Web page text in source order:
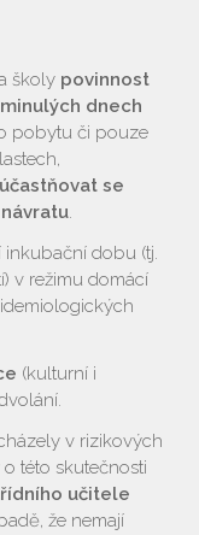
školy povinnost
dnech
pobytu či pouze
se
.
dobu (tj.
v režimu domácí
(kulturní i
v rizikových
této skutečnosti
učitele
že nemají